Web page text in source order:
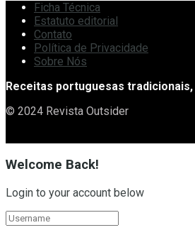
Ficha Técnica
Estatuto editorial
Contato
Política de Privacidade
Sobre Nós
Receitas portuguesas
© 2024 Revista Outsider
Welcome Back!
Login to your account below